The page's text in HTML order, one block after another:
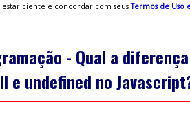
ciente e concordar com seusTermos de Uso
- Qual a diferença
e undefined no